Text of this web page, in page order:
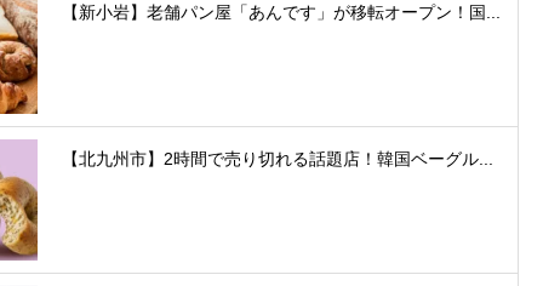
【新小岩】老舗パン屋「あんです」が移転オープン！国...
【北九州市】2時間で売り切れる話題店！韓国ベーグル...